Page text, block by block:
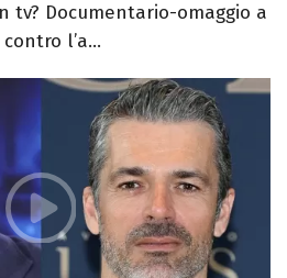
tv? Documentario-omaggio a
l’a...